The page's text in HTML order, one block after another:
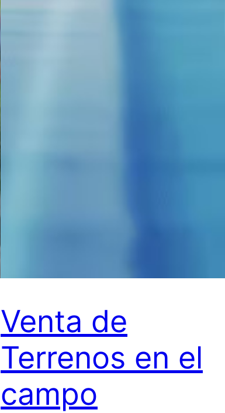
Venta de
Terrenos en el
campo